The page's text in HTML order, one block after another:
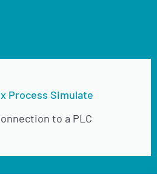
Process Simulate
to a PLC